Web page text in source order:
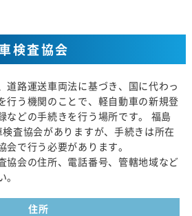
検査協会
道路運送車両法に基づき、国に代わっ
行う機関のことで、軽自動車の新規登
などの手続きを行う場所です。 福島
査協会がありますが、手続きは所在
で行う必要があります。
協会の住所、電話番号、管轄地域など
住所